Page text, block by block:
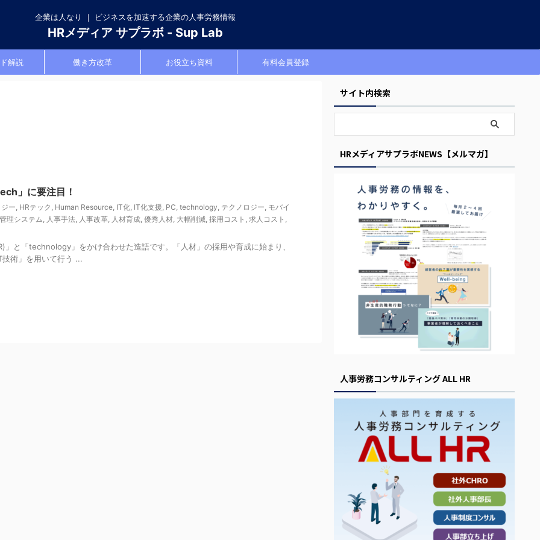
企業は人なり ｜ ビジネスを加速する企業の人事労務情報
HRメディア サプラボ - Sup Lab
解説 働き方改革 お役立ち資料 有料会員登録
」に要注目！
ー, HRテック , Human Resource, IT化, IT化支援, PC, technology, テクノロジー, モバイ
理システム, 人事手法, 人事改革, 人材育成, 優秀人材, 大幅削減, 採用コスト , 求人コスト ,
と「technology」をかけ合わせた造語です。「人材」の採用や育成に始まり、
術」を用いて行う ...
サイト内検索
HRメディアサプラボNEWS【メルマガ】
人事労務コンサルティング ALL HR